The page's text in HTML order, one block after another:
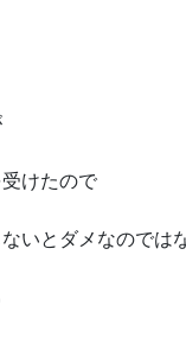
けたので
いとダメなのでは